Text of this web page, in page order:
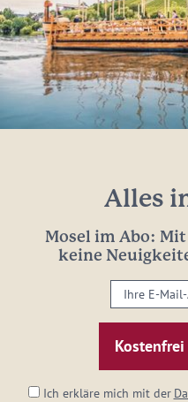
Alles
Mosel im Abo:
keine
Ihre
E-
Mail-
Adresse:
Ich erkläre mich mit der